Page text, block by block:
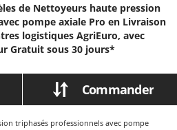
sur roues
pour tracteurs
de Nettoyeurs haute pression
pompe axiale Pro en Livraison
logistiques AgriEuro, avec
Gratuit sous 30 jours*
Commander
triphasés professionnels avec pompe